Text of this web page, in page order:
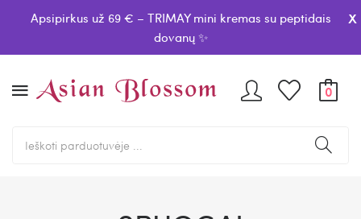
Apsipirkus už 69 € – TRIMAY mini kremas su peptidais
dovanų ✨
x
0